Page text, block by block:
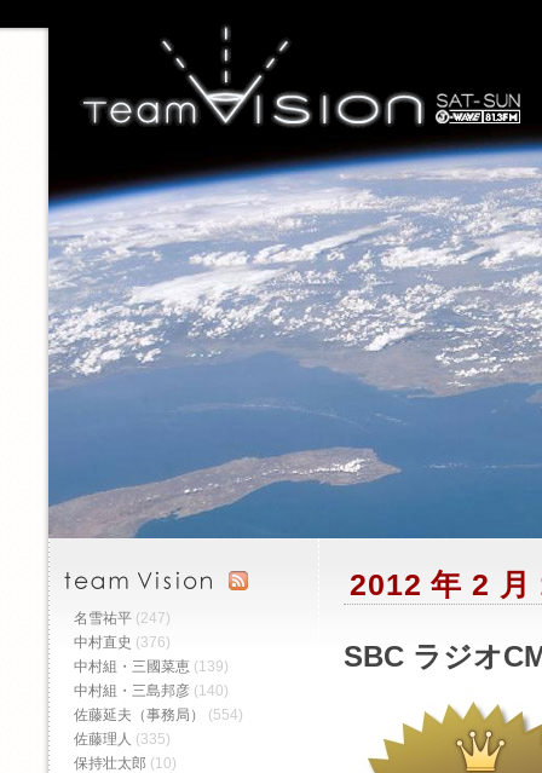
2012 年 2 月
SBC ラジオ
名雪祐平 (247)
中村直史 (376)
中村組・三國菜恵 (139)
中村組・三島邦彦 (140)
佐藤延夫（事務局）
(554)
佐藤理人 (335)
保持壮太郎 (10)